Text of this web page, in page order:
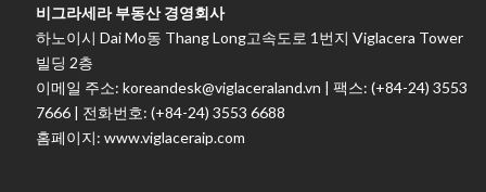
비그라세라 부동산 경영회사
하노이시 Dai Mo동 Thang Long고속도로 1번지 Viglacera Tower
빌딩 2층
이메일 주소: koreandesk@viglaceraland.vn | 팩스: (+84-24) 3553
7666 | 전화번호: (+84-24) 3553 6688
홈페이지: www.viglaceraip.com